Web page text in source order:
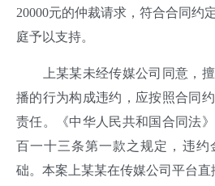
20000元的仲裁请求，符合合同约
庭予以支持。
上某某未经传媒公司同意，擅
播的行为构成违约，应按照合同
责任。《中华人民共和国合同法
百一十三条第一款之规定，违约
础。本案上某某在传媒公司平台